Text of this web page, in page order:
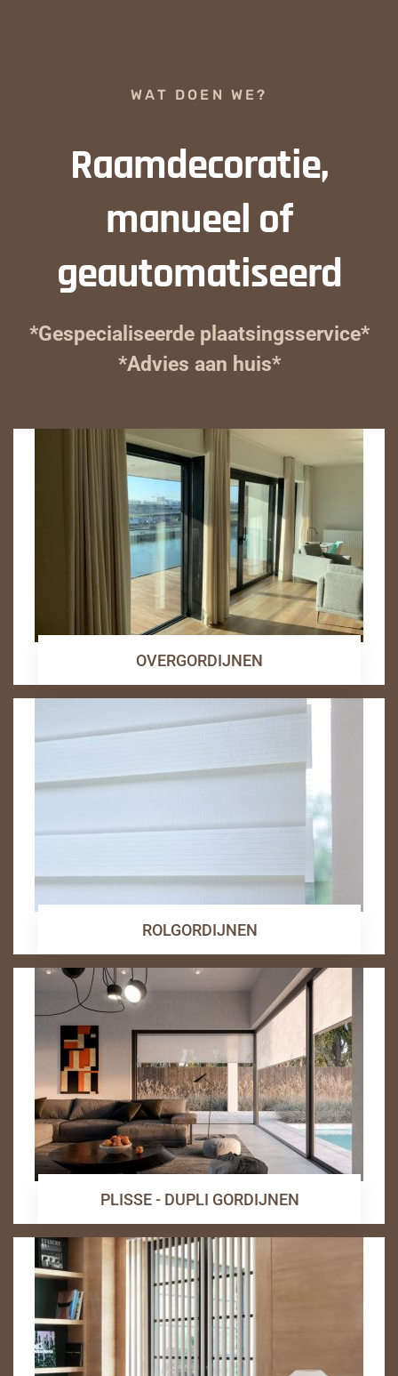
WAT DOEN WE?
Raamdecoratie,
manueel of
geautomatiseerd
*Gespecialiseerde plaatsingsservice*
*Advies aan huis*
OVERGORDIJNEN
ROLGORDIJNEN
PLISSE - DUPLI GORDIJNEN